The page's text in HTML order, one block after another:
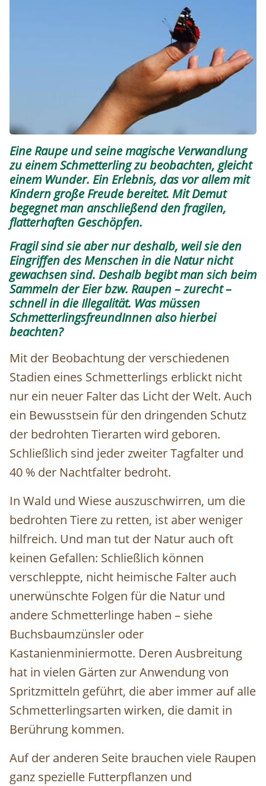
Schmetterlinge bestimmen_admiral Shutterstock
Eine Raupe und seine magische Verwandlung
zu einem Schmetterling zu beobachten, gleicht
einem Wunder. Ein Erlebnis, das vor allem mit
Kindern große Freude bereitet. Mit Demut
begegnet man anschließend den fragilen,
flatterhaften Geschöpfen.
Fragil sind sie aber nur deshalb, weil sie den
Eingriffen des Menschen in die Natur nicht
gewachsen sind. Deshalb begibt man sich beim
Sammeln der Eier bzw. Raupen – zurecht –
schnell in die Illegalität. Was müssen
SchmetterlingsfreundInnen also hierbei
beachten?
Mit der Beobachtung der verschiedenen
Stadien eines Schmetterlings erblickt nicht
nur ein neuer Falter das Licht der Welt. Auch
ein Bewusstsein für den dringenden Schutz
der bedrohten Tierarten wird geboren.
Schließlich sind jeder zweiter Tagfalter und
40 % der Nachtfalter bedroht.
In Wald und Wiese auszuschwirren, um die
bedrohten Tiere zu retten, ist aber weniger
hilfreich. Und man tut der Natur auch oft
keinen Gefallen: Schließlich können
verschleppte, nicht heimische Falter auch
unerwünschte Folgen für die Natur und
andere Schmetterlinge haben – siehe
Buchsbaumzünsler oder
Kastanienminiermotte. Deren Ausbreitung
hat in vielen Gärten zur Anwendung von
Spritzmitteln geführt, die aber immer auf alle
Schmetterlingsarten wirken, die damit in
Berührung kommen.
Auf der anderen Seite brauchen viele Raupen
ganz spezielle Futterpflanzen und